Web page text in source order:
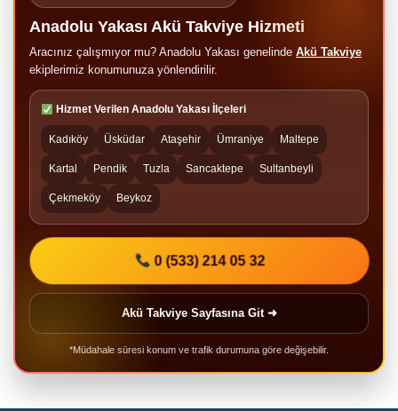
Anadolu Yakası Akü Takviye Hizmeti
Aracınız çalışmıyor mu? Anadolu Yakası genelinde Akü Takviye
ekiplerimiz konumunuza yönlendirilir.
Hizmet Verilen Anadolu Yakası İlçeleri
Kadıköy Üsküdar Ataşehir Ümraniye Maltepe
Kartal Pendik Tuzla Sancaktepe Sultanbeyli
Çekmeköy Beykoz
0 (533) 214 05 32
Akü Takviye Sayfasına Git ➜
*Müdahale süresi konum ve trafik durumuna göre değişebilir.